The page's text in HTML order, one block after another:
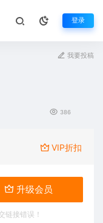
登录
我要投稿
386
VIP折扣
升级会员
链接错误！